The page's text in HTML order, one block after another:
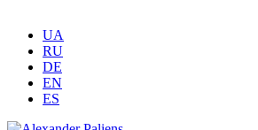
UA
RU
DE
EN
ES